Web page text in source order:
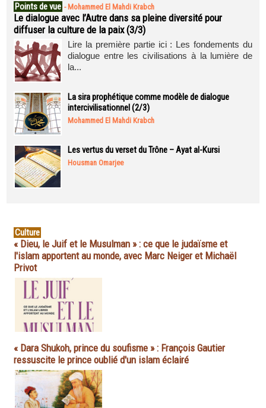
Points de vue - Mohammed El Mahdi Krabch
Le dialogue avec l’Autre dans sa pleine diversité pour
diffuser la culture de la paix (3/3)
Lire la première partie ici : Les fondements du
dialogue entre les civilisations à la lumière de
la...
La sira prophétique comme modèle de dialogue
intercivilisationnel (2/3)
Mohammed El Mahdi Krabch
Les vertus du verset du Trône – Ayat al-Kursi
Housman Omarjee
Culture
« Dieu, le Juif et le Musulman » : ce que le judaïsme et
l'islam apportent au monde, avec Marc Neiger et Michaël
Privot
« Dara Shukoh, prince du soufisme » : François Gautier
ressuscite le prince oublié d'un islam éclairé